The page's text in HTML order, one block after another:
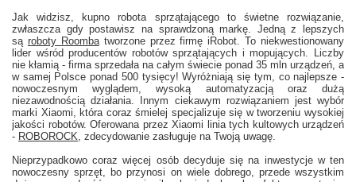
Jak widzisz, kupno robota sprzątającego to świetne rozwiązanie,
zwłaszcza gdy postawisz na sprawdzoną markę. Jedną z lepszych
są roboty Roombatworzone przez firmę iRobot. To niekwestionowany
lider wśród producentów robotów sprzątających i mopujących. Liczby
nie kłamią - firma sprzedała na całym świecie ponad 35 mln urządzeń, a
w samej Polsce ponad 500 tysięcy! Wyróżniają się tym, co najlepsze -
nowoczesnym wyglądem, wysoką automatyzacją oraz dużą
niezawodnością działania. Innym ciekawym rozwiązaniem jest wybór
marki Xiaomi, która coraz śmielej specjalizuje się w tworzeniu wysokiej
jakości robotów. Oferowana przez Xiaomi linia tych kultowych urządzeń
- ROBOROCK, zdecydowanie zasługuje na Twoją uwagę.
Nieprzypadkowo coraz więcej osób decyduje się na inwestycje w ten
nowoczesny sprzęt, bo przynosi on wiele dobrego, przede wszystkim